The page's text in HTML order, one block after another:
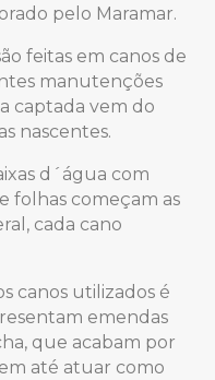
pelo Maramar.
feitas em canos de
manutenções
captada vem do
nascentes.
d´água com
folhas começam as
cada cano
canos utilizados é
emendas
que acabam por
até atuar como